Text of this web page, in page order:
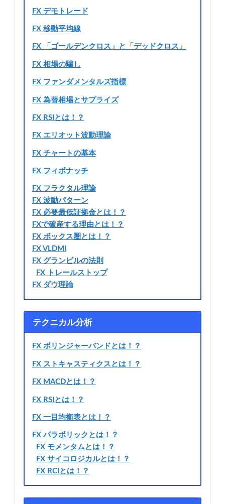
FX デモトレード
FX 移動平均線
FX 「ゴールデンクロス」と「デッドクロス」
FX 相場の騙し
FX ファンダメンタルズ指標
FX 為替相場とサプライズ
FX RSIとは！？
FX エリオット波動理論
FX チャートの基本
FX フィボナッチ
FX フラクタル理論
FX 波動パターン
FX 必要最低証拠金とは！？
FXで破産する理由とは！？
FX ボックス圏とは！？
FX VLDMI
FX グランビルの法則
FX トレールストップ
FX ダウ理論
テクニカル分析
FX ボリンジャーバンドとは！？
FX ストキャスティクスとは！？
FX MACDとは！？
FX RSIとは！？
FX 一目均衡表とは！？
FX パラボリックとは！？
FX モメンタムとは！？
FX サイコロジカルとは！？
FX RCIとは！？